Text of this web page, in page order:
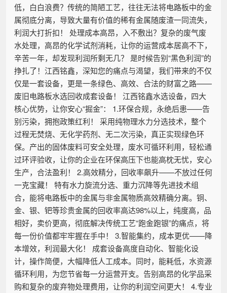
低，白白浪费？传统的简陋工艺，往往无法将电路板中的金
属彻底分离，导致大量有价值的稀有金属随废渣一同流失，
利润大打折扣！ 处理成本高昂，入不敷出？复杂的废气废
水处理，高昂的化学试剂消耗，让你的运营成本居高不下，
辛苦一年，却发现利润所剩无几？ 是时候告别“黑色利润”的
挣扎了！江西铭鑫，深知您的痛点与渴望，我们带来的不仅
仅是一套设备，更是一条绿色、高效、合法的财富之路——
废旧电路板水选回收成套设备！ 江西铭鑫水选设备，四大
核心优势，让你安心“掘金”： 1.环保合规，永绝后患——告
别污染，拥抱政策红利！ 采用纯物理水力分选技术，整个
过程无焚烧、无化学药剂、无二次污染，真正实现绿色环
保。产出的固体废料可安全处理，废水可循环利用，轻松通
过环评验收，让你的企业在环保高压下也能高枕无忧，安心
生产，合法盈利！ 2.高效精分，回收率飙升——不放过任何
一克宝藏！ 特有水力旋流分选、重力沉降等先进技术组
合，能将电路板中的金属与非金属物质高效精确分离。铜、
金、银、钯等珍贵金属的回收率高达98%以上，纯度高，品
相好，卖价更高，彻底解决传统工艺“跑金跑银”的痛点，将
每一份价值都牢牢握在手中！ 3.智能集约，成本更优——降
本增效，利润最大化！ 成套设备高度自动化、智能化设
计，操作简便，大幅降低人工成本。同时，能耗低，水资源
循环利用，为您节省每一分运营开支。告别高昂的化学品采
购和复杂的废弃物处理费用，让你的利润空间更大！ 4.专业